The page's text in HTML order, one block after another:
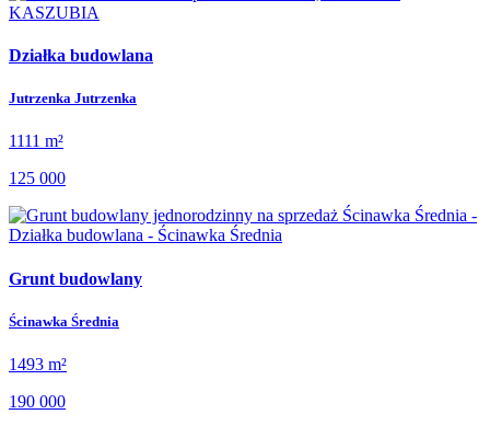
Działka budowlana
Jutrzenka Jutrzenka
1111 m²
125 000
Grunt budowlany
Ścinawka Średnia
1493 m²
190 000